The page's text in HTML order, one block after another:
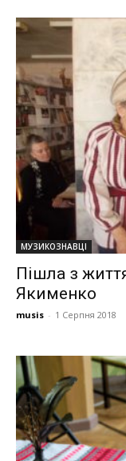
МУЗИКОЗНАВЦІ
Пішла з
Якименко
musis - 1 Серпня 2018